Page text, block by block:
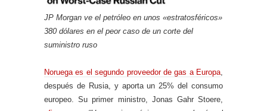
JP Morgan ve el petróleo en unos «estratosféricos»
380 dólares en el peor caso de un corte del
suministro ruso
Noruega es el segundo proveedor de gas a Europa
después de Rusia, y aporta un 25% del consumo
europeo. Su primer ministro, Jonas Gahr Stoere,